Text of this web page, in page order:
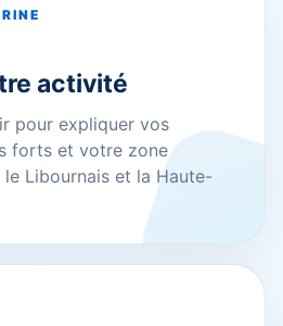
activité
pour expliquer vos
forts et votre zone
le Libournais et la Haute-